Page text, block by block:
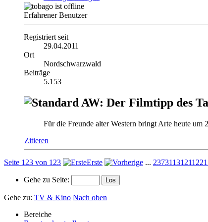
Erfahrener Benutzer
Registriert seit
29.04.2011
Ort
Nordschwarzwald
Beiträge
5.153
AW: Der Filmtipp des
Für die Freunde alter Western bringt Arte heute
Zitieren
Seite 123 von 123 Erste ... 2373113121122
Gehe zu Seite:
Gehe zu: TV & Kino Nach oben
Bereiche